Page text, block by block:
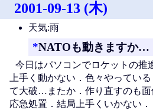
2001-09-13 (木)
天気:雨
*NATOも動きますか…
今日はパソコンでロケットの推
上手く動かない．色々やってい
て大破…またか．作り直すのも面
応急処置．結局上手くいかない．